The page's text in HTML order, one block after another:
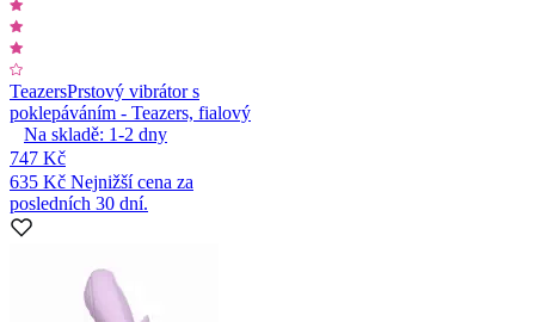
TeazersPrstový vibrátor s
poklepáváním - Teazers, fialový
Na skladě: 1-2 dny
747 Kč
635 Kč Nejnižší cena za
posledních 30 dní.